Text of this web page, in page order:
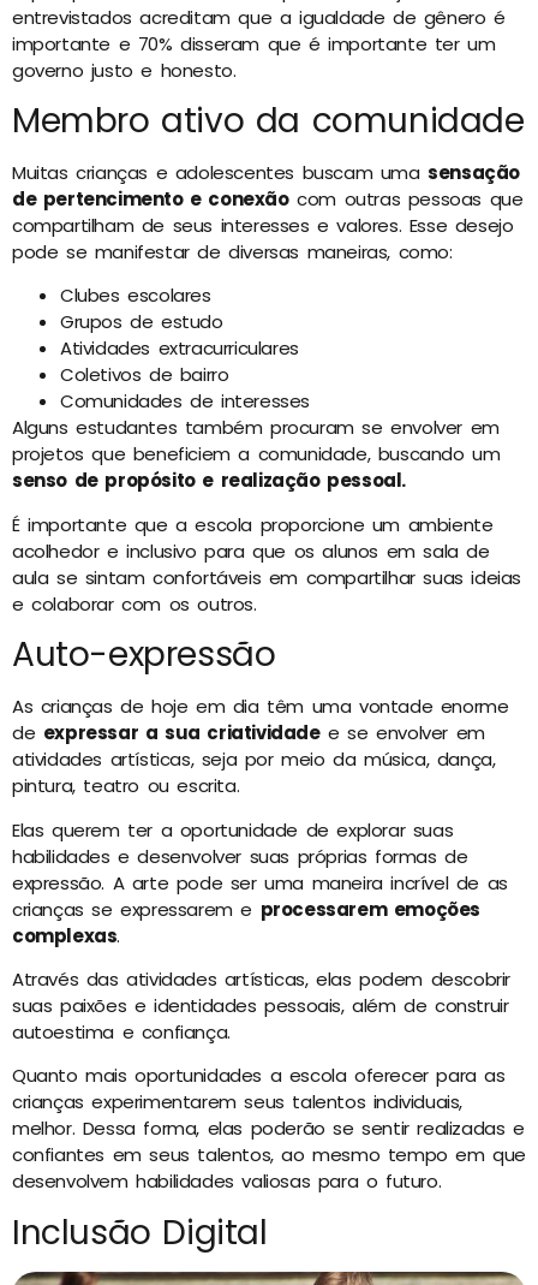
entrevistados acreditam que a igualdade de gênero é
importante e 70% disseram que é importante ter um
governo justo e honesto.
Membro ativo da comunidade
Muitas crianças e adolescentes buscam umasensação
de pertencimento e conexãocom outras pessoas que
compartilham de seus interesses e valores. Esse desejo
pode se manifestar de diversas maneiras, como:
Clubes escolares
Grupos de estudo
Atividades extracurriculares
Coletivos de bairro
Comunidades de interesses
Alguns estudantes também procuram se envolver em
projetos que beneficiem a comunidade, buscando um
senso de propósito e realização pessoal.
É importante que a escola proporcione um ambiente
acolhedor e inclusivo para que os alunos em sala de
aula se sintam confortáveis em compartilhar suas ideias
e colaborar com os outros.
Auto-expressão
As crianças de hoje em dia têm uma vontade enorme
de expressar a sua criatividadee se envolver em
atividades artísticas, seja por meio da música, dança,
pintura, teatro ou escrita.
Elas querem ter a oportunidade de explorar suas
habilidades e desenvolver suas próprias formas de
expressão. A arte pode ser uma maneira incrível de as
crianças se expressarem e processarem emoções
complexas.
Através das atividades artísticas, elas podem descobrir
suas paixões e identidades pessoais, além de construir
autoestima e confiança.
Quanto mais oportunidades a escola oferecer para as
crianças experimentarem seus talentos individuais,
melhor. Dessa forma, elas poderão se sentir realizadas e
confiantes em seus talentos, ao mesmo tempo em que
desenvolvem habilidades valiosas para o futuro.
Inclusão Digital